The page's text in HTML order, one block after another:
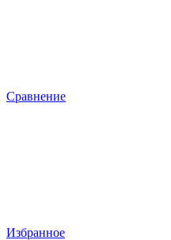
Сравнение
Избранное